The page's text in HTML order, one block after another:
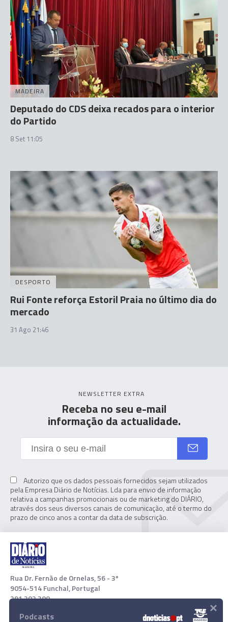
MADEIRA
Deputado do CDS deixa recados para o interior
do Partido
8 Set 11:05
DESPORTO
Rui Fonte reforça Estoril Praia no último dia do
mercado
31 Ago 21:46
NEWSLETTER EXTRA
Receba no seu e-mail
informação da actualidade.
Autorizo que os dados pessoais fornecidos sejam utilizados
pela Empresa Diário de Notícias. Lda para envio de informação
relativa a campanhas promocionais ou de marketing do DIÁRIO,
através dos seus diversos canais de comunicação, até o termo do
prazo de cinco anos a contar da data de subscrição.
Rua Dr. Fernão de Ornelas, 56 - 3º
9054-514 Funchal, Portugal
291 202 300
Download App
Podcasts ×